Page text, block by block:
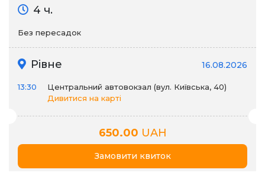
4 ч.
Без пересадок
Рівне 16.08.2026
13:30
Центральний автовокзал (вул. Київська, 40)
Дивитися на карті
650.00 UAH
Замовити квиток